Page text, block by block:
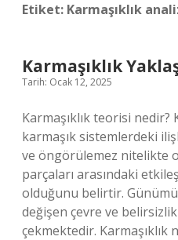
Etiket: Karmaşıklık
Karmaşıklık
Tarih: Ocak 12, 2025
Karmaşıklık teorisi nedir?
karmaşık sistemlerdeki
ve öngörülemez nitelikte
parçaları arasındaki
olduğunu belirtir.
değişen çevre ve
çekmektedir. Karmaşıklık